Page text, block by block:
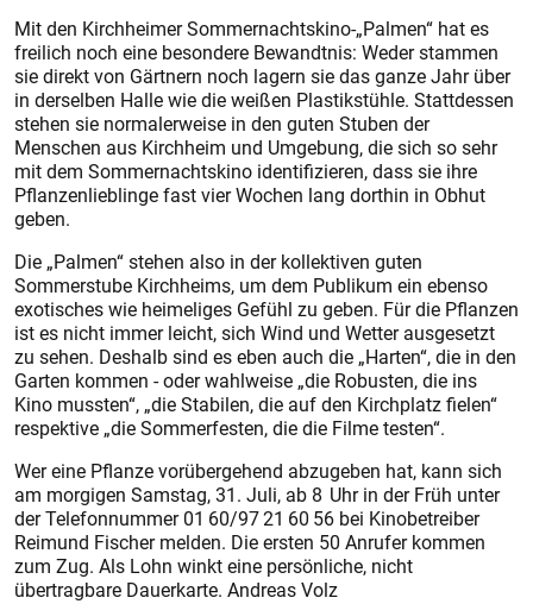
Mit den Kirchheimer Sommernachtskino-„Palmen“ hat es
freilich noch eine besondere Bewandtnis: Weder stammen
sie direkt von Gärtnern noch lagern sie das ganze Jahr über
in derselben Halle wie die weißen Plastikstühle. Stattdessen
stehen sie normalerweise in den guten Stuben der
Menschen aus Kirchheim und Umgebung, die sich so sehr
mit dem Sommernachtskino identifizieren, dass sie ihre
Pflanzenlieblinge fast vier Wochen lang dorthin in Obhut
geben.
Die „Palmen“ stehen also in der kollektiven guten
Sommerstube Kirchheims, um dem Publikum ein ebenso
exotisches wie heimeliges Gefühl zu geben. Für die Pflanzen
ist es nicht immer leicht, sich Wind und Wetter ausgesetzt
zu sehen. Deshalb sind es eben auch die „Harten“, die in den
Garten kommen - oder wahlweise „die Robusten, die ins
Kino mussten“, „die Stabilen, die auf den Kirchplatz fielen“
respektive „die Sommerfesten, die die Filme testen“.
Wer eine Pflanze vorübergehend abzugeben hat, kann sich
am morgigen Samstag, 31. Juli, ab 8 Uhr in der Früh unter
der Tele­fonnummer 01 60/97 21 60 56 bei Kinobetreiber
Reimund Fischer melden. Die ersten 50 Anrufer kommen
zum Zug. Als Lohn winkt eine persönliche, nicht
übertragbare Dauerkarte. Andreas Volz